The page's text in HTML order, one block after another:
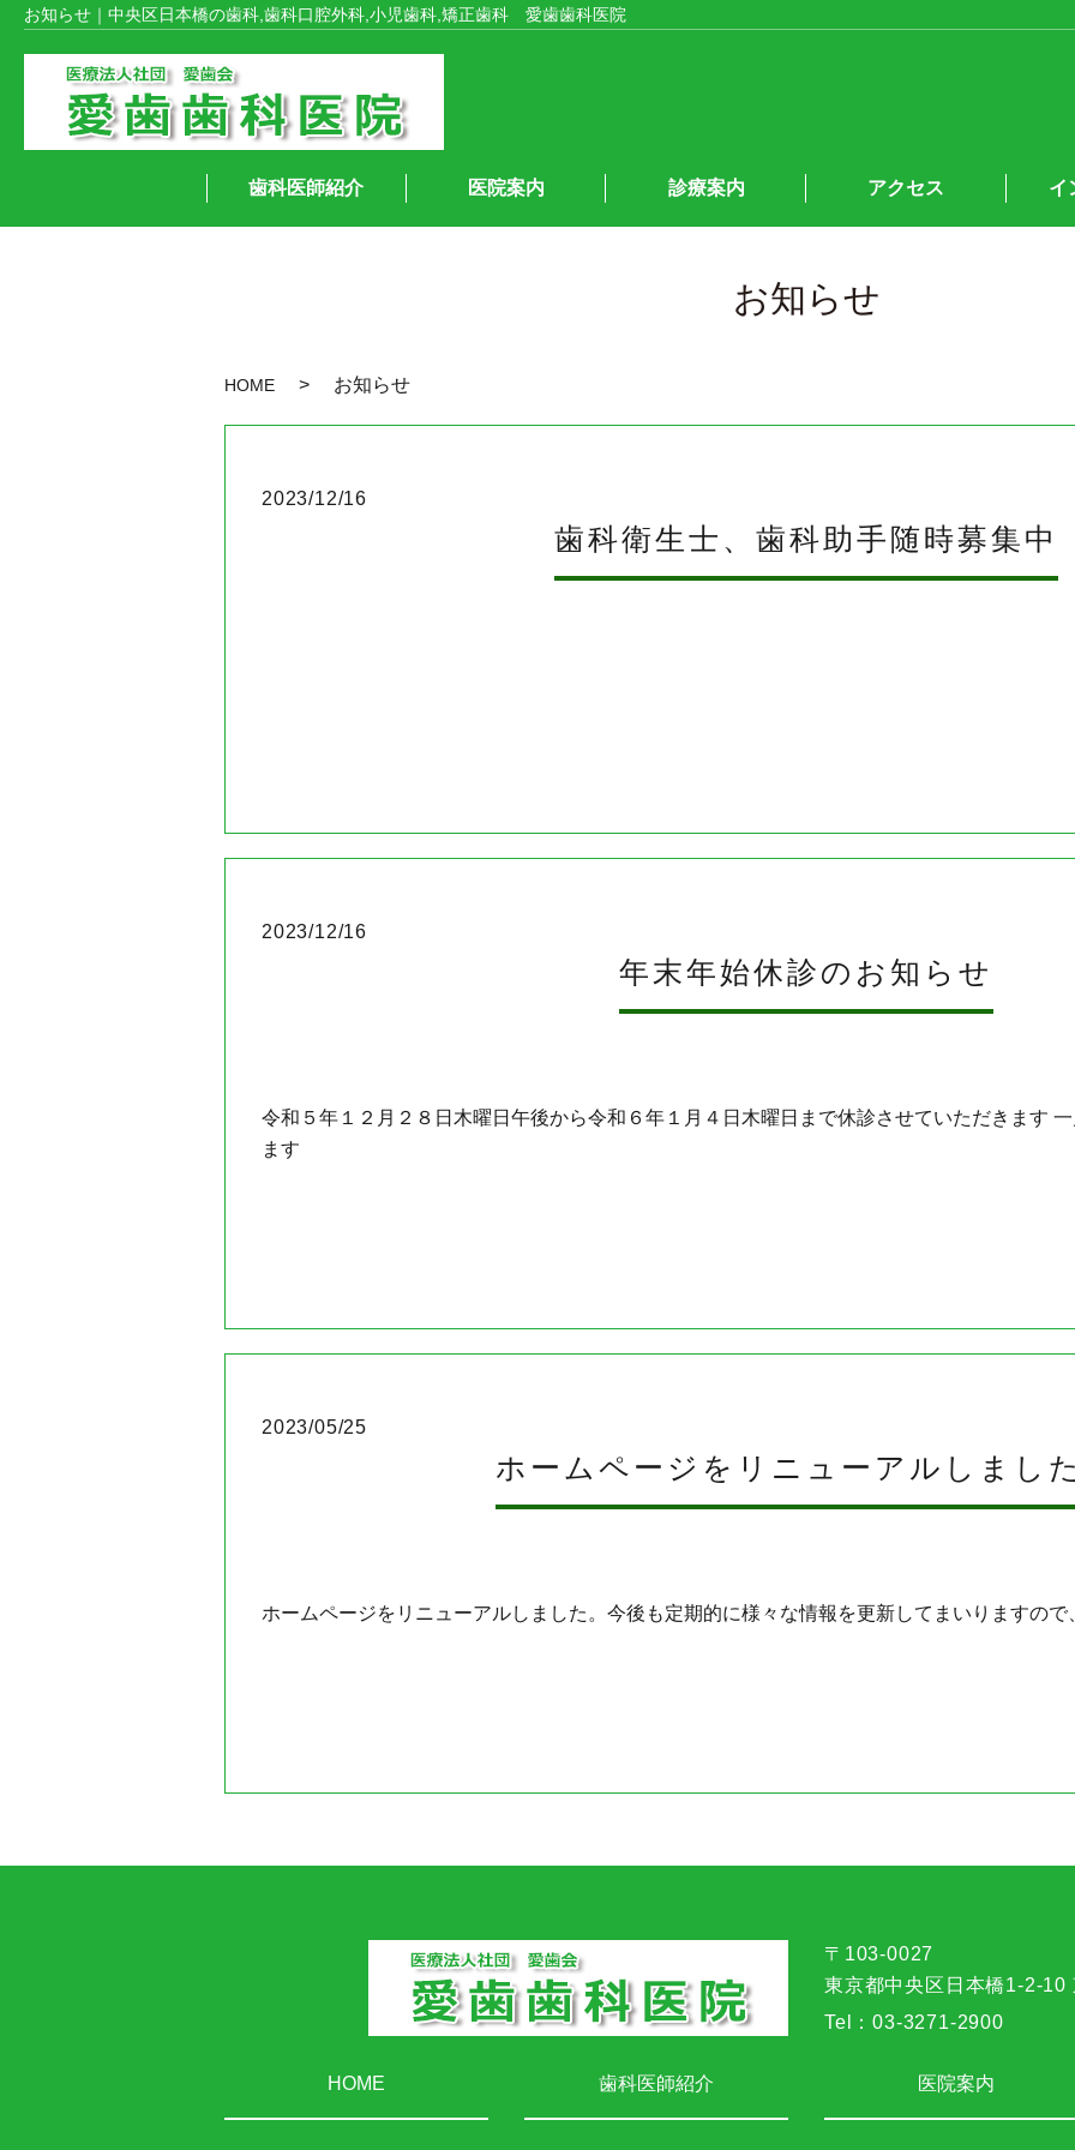
お知らせ｜中央区日本橋の歯科,歯科口腔外科,小児歯科,矯正歯科 愛歯歯科医院
歯科医師紹介 医院案内 診療案内 アクセス イ
お知らせ
HOME お知らせ
2023/12/16
歯科衛生士、歯科助手随時募集中
2023/12/16
年末年始休診のお知らせ
令和５年１２月２８日木曜日午後から令和６年１月４日木曜日まで休診させていただきます
ます
2023/05/25
ホームページをリニューアルしまし
ホームページをリニューアルしました。今後も定期的に様々な情報を更新してまいりますの
〒103-0027
東京都中央区日本橋1-2-10
Tel：03-3271-2900
HOME 歯科医師紹介 医院案内